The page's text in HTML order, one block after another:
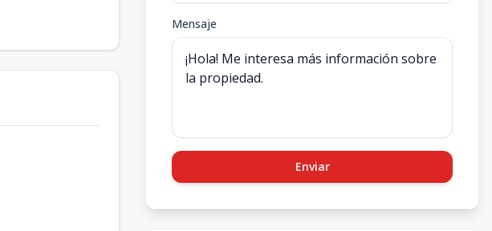
Mensaje
Enviar